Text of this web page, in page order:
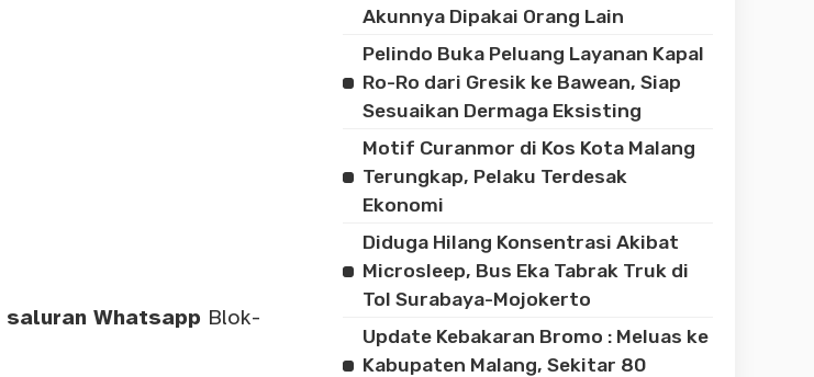
saluran Whatsapp Blok-
Akunnya Dipakai Orang Lain
Pelindo Buka Peluang Layanan Kapal
Ro-Ro dari Gresik ke Bawean, Siap
Sesuaikan Dermaga Eksisting
Motif Curanmor di Kos Kota Malang
Terungkap, Pelaku Terdesak
Ekonomi
Diduga Hilang Konsentrasi Akibat
Microsleep, Bus Eka Tabrak Truk di
Tol Surabaya-Mojokerto
Update Kebakaran Bromo : Meluas ke
Kabupaten Malang, Sekitar 80